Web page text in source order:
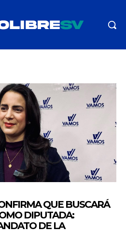
QUE BUSCARÁ
DIPUTADA:
DE LA